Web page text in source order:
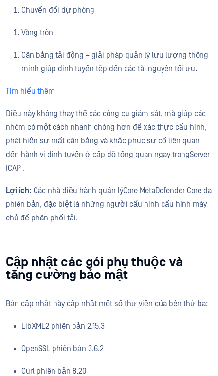
Chuyển đổi dự phòng
Vòng tròn
Cân bằng tải động – giải pháp quản lý lưu lượng thông
minh giúp định tuyến tệp đến các tài nguyên tối ưu.
Tìm hiểu thêm
Điều này không thay thế các công cụ giám sát, mà giúp các
nhóm có một cách nhanh chóng hơn để xác thực cấu hình,
phát hiện sự mất cân bằng và khắc phục sự cố liên quan
đến hành vi định tuyến ở cấp độ tổng quan ngay trongServer
ICAP .
Lợi ích: Các nhà điều hành quản lýCore MetaDefender Core đa
phiên bản, đặc biệt là những người cấu hình cấu hình máy
chủ để phân phối tải.
Cập nhật các gói phụ thuộc và
tăng cường bảo mật
Bản cập nhật này cập nhật một số thư viện của bên thứ ba:
LibXML2 phiên bản 2.15.3
OpenSSL phiên bản 3.6.2
Curl phiên bản 8.20